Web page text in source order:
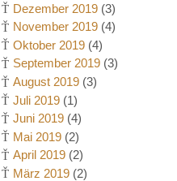
Dezember 2019 (3)
November 2019 (4)
Oktober 2019 (4)
September 2019 (3)
August 2019 (3)
Juli 2019 (1)
Juni 2019 (4)
Mai 2019 (2)
April 2019 (2)
März 2019 (2)